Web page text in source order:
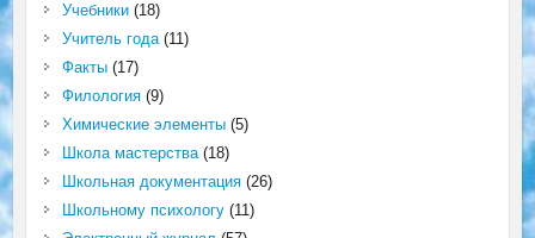
Учебники(18)
Учитель года(11)
Факты(17)
Филология(9)
Химические элементы(5)
Школа мастерства(18)
Школьная документация(26)
Школьному психологу(11)